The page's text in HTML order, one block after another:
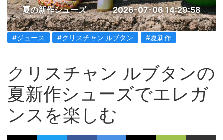
夏の新作シューズ 2026-07-06 14:29:58
#ジュース #クリスチャン ルブタン #夏新作
クリスチャン ルブタンの
夏新作シューズでエレガ
ンスを楽しむ